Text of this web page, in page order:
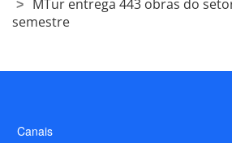
MTur entrega 443 obras do
semestre
Canais